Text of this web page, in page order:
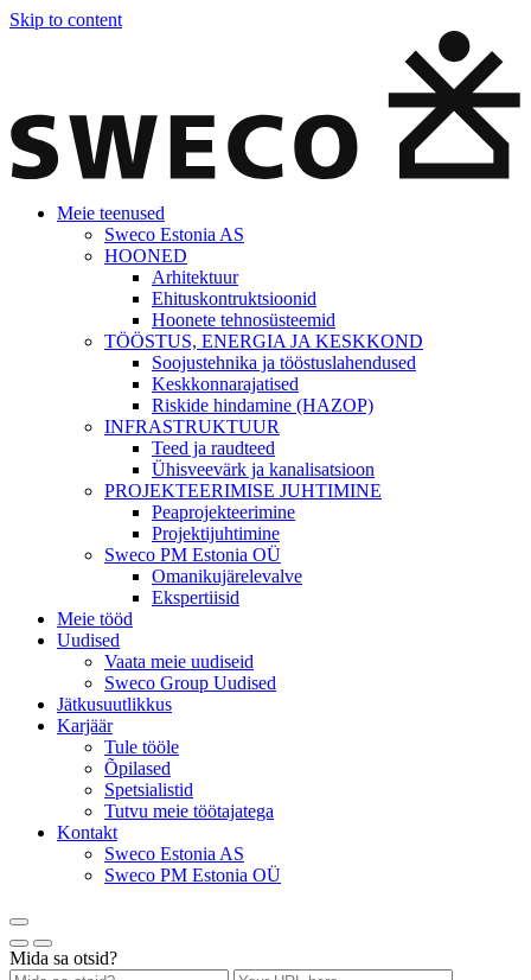
Skip to content
Meie teenused
Sweco Estonia AS
HOONED
Arhitektuur
Ehituskontruktsioonid
Hoonete tehnosüsteemid
TÖÖSTUS, ENERGIA JA KESKKOND
Soojustehnika ja tööstuslahendused
Keskkonnarajatised
Riskide hindamine (HAZOP)
INFRASTRUKTUUR
Teed ja raudteed
Ühisveevärk ja kanalisatsioon
PROJEKTEERIMISE JUHTIMINE
Peaprojekteerimine
Projektijuhtimine
Sweco PM Estonia OÜ
Omanikujärelevalve
Ekspertiisid
Meie tööd
Uudised
Vaata meie uudiseid
Sweco Group Uudised
Jätkusuutlikkus
Karjäär
Tule tööle
Õpilased
Spetsialistid
Tutvu meie töötajatega
Kontakt
Sweco Estonia AS
Sweco PM Estonia OÜ
Mida sa otsid?